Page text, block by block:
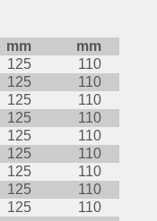
mm
mm
125
110
125
110
125
110
125
110
125
110
125
110
125
110
125
110
125 110